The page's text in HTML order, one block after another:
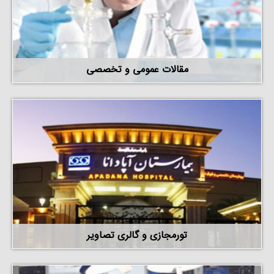
مقالات عمومی و تخصصی
تورمجازی و گالری تصاویر